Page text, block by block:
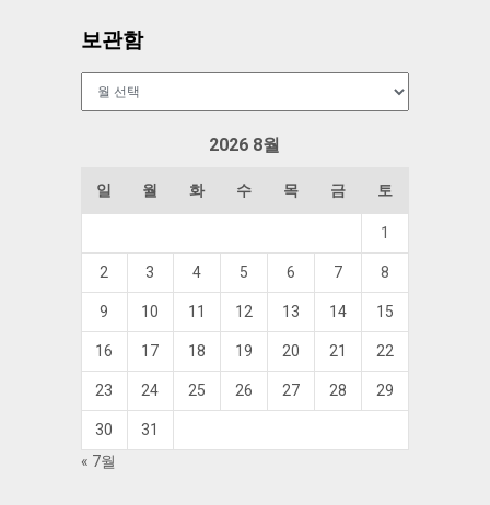
보관함
2026 8월
일 월 화 수 목 금 토
1
2 3 4 5 6 7 8
9 10 11 12 13 14 15
16 17 18 19 20 21 22
23 24 25 26 27 28 29
30
31
« 7월